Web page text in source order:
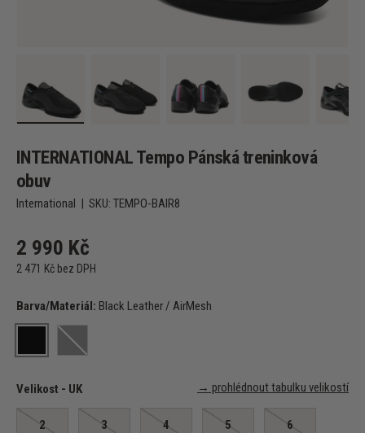
INTERNATIONAL Tempo Pánská treninková
obuv
International | SKU: TEMPO-BAIR8
2 990 Kč
2 471 Kč bez DPH
Barva/Materiál: Black Leather / AirMesh
Black Leather / AirMesh
Velikost - UK
→ prohlédnout tabulku velikostí
2 3 4 5 6